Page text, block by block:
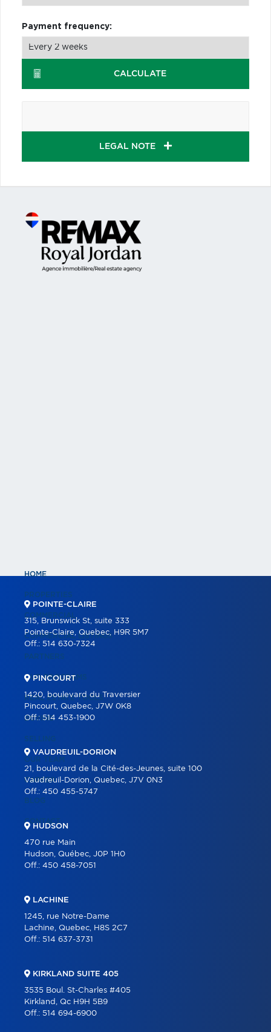
Payment frequency:
CALCULATE
LEGAL NOTE
HOME
PROPERTIES
COMMERCIAL
COMMERCIAL LISTINGS
PARTNERS
OUR PROGRAMS
REAL ESTATE TOOLS
BUYING
SELLING
OUR TEAM
CAREER
BLOG
CONTACT
POINTE-CLAIRE
315, Brunswick St, suite 333
Pointe-Claire, Quebec, H9R 5M7
Off.: 514 630-7324
PINCOURT
1420, boulevard du Traversier
Pincourt, Quebec, J7W 0K8
Off.:514 453-1900
VAUDREUIL-DORION
21, boulevard de la Cité-des-Jeunes, suite 100
Vaudreuil-Dorion, Quebec, J7V 0N3
Off.: 450 455-5747
HUDSON
470 rue Main
Hudson, Québec, J0P 1H0
Off.: 450 458-7051
LACHINE
1245, rue Notre-Dame
Lachine, Quebec, H8S 2C7
Off.: 514 637-3731
KIRKLAND SUITE 405
3535 Boul. St-Charles #405
Kirkland, Qc H9H 5B9
Off.: 514 694-6900